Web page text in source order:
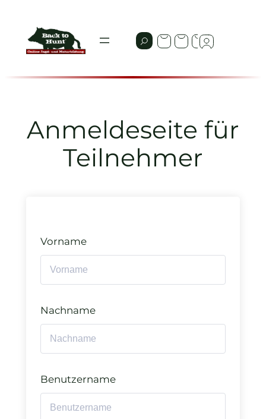
springen
Anmeldeseite für
Teilnehmer
Vorname
Nachname
Benutzername